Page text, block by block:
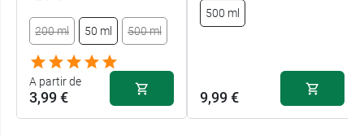
200 ml 50 ml 500 ml
A partir de
3,99 €
500 ml
9,99 €